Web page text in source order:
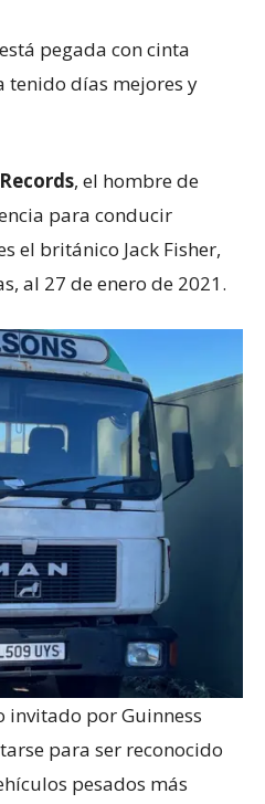
pegada con cinta
tenido días mejores y
, el hombre de
para conducir
el británico Jack Fisher,
al 27 de enero de 2021.
invitado por Guinness
para ser reconocido
pesados más